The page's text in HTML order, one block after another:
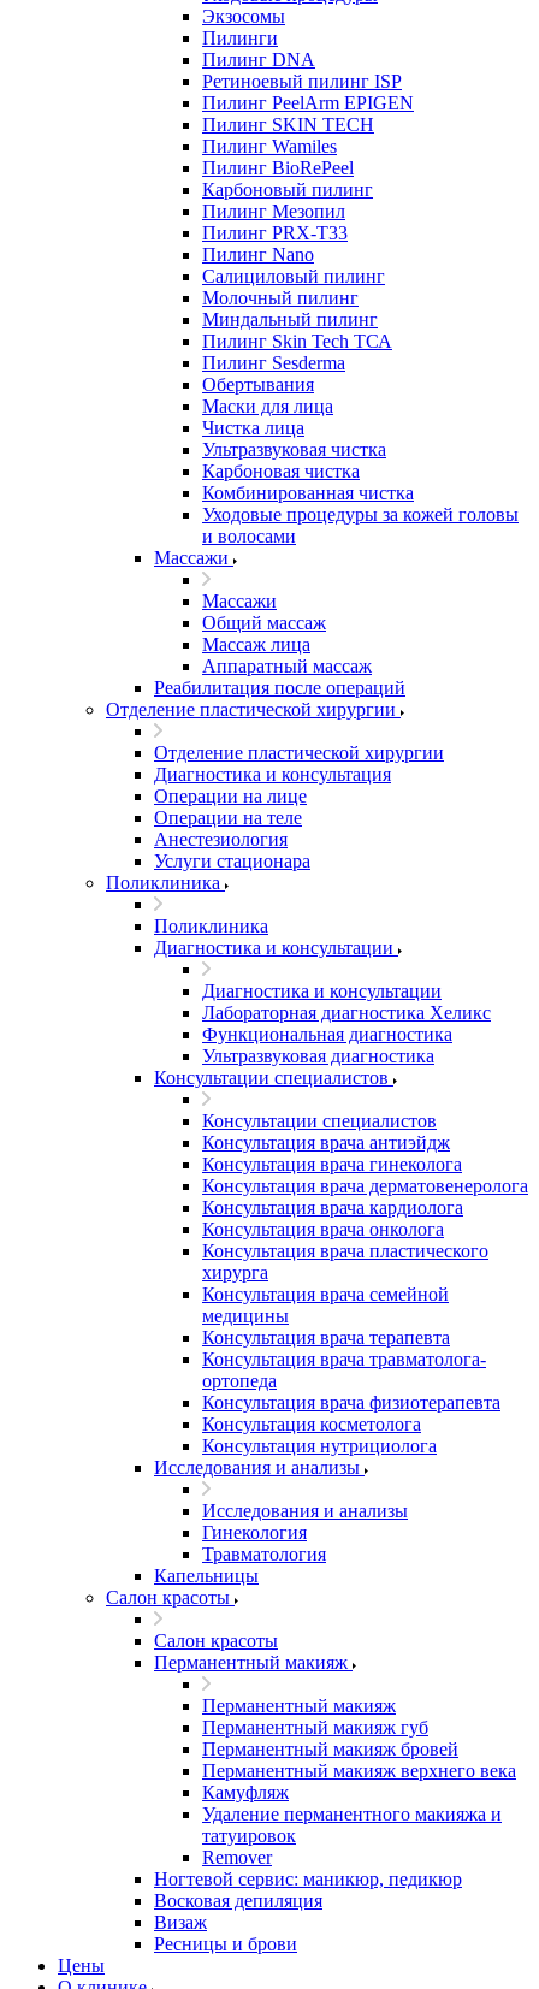
Экзосомы
Пилинги
Пилинг DNA
Ретиноевый пилинг ISP
Пилинг PeelArm EPIGEN
Пилинг SKIN TECH
Пилинг Wamiles
Пилинг BioRePeel
Карбоновый пилинг
Пилинг Мезопил
Пилинг PRX-T33
Пилинг Nano
Салициловый пилинг
Молочный пилинг
Миндальный пилинг
Пилинг Skin Tech ТСА
Пилинг Sesderma
Обертывания
Маски для лица
Чистка лица
Ультразвуковая чистка
Карбоновая чистка
Комбинированная чистка
Уходовые процедуры за кожей головы
и волосами
Массажи
Массажи
Общий массаж
Массаж лица
Аппаратный массаж
Реабилитация после операций
Отделение пластической хирургии
Отделение пластической хирургии
Диагностика и консультация
Операции на лице
Операции на теле
Анестезиология
Услуги стационара
Поликлиника
Поликлиника
Диагностика и консультации
Диагностика и консультации
Лабораторная диагностика Хеликс
Функциональная диагностика
Ультразвуковая диагностика
Консультации специалистов
Консультации специалистов
Консультация врача антиэйдж
Консультация врача гинеколога
Консультация врача дерматовенеролога
Консультация врача кардиолога
Консультация врача онколога
Консультация врача пластического
хирурга
Консультация врача семейной
медицины
Консультация врача терапевта
Консультация врача травматолога-
ортопеда
Консультация врача физиотерапевта
Консультация косметолога
Консультация нутрициолога
Исследования и анализы
Исследования и анализы
Гинекология
Травматология
Капельницы
Салон красоты
Салон красоты
Перманентный макияж
Перманентный макияж
Перманентный макияж губ
Перманентный макияж бровей
Перманентный макияж верхнего века
Камуфляж
Удаление перманентного макияжа и
татуировок
Remover
Ногтевой сервис: маникюр, педикюр
Восковая депиляция
Визаж
Ресницы и брови
Цены